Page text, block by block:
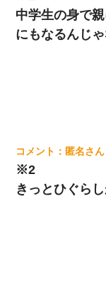
中学生の身で
にもなるんじ
匿名
※2
きっとひぐら